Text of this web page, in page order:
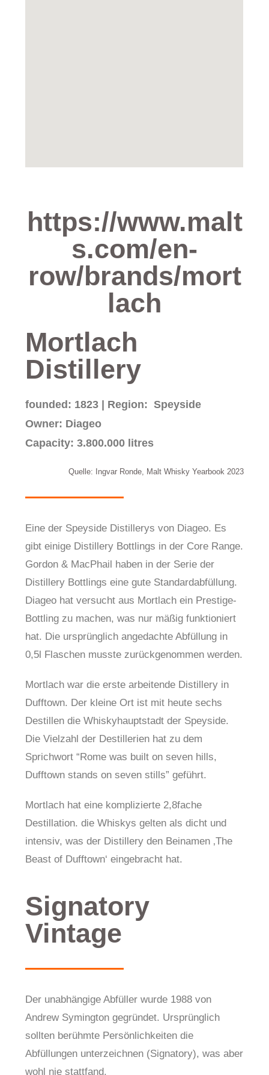
https://www.malt
s.com/en-
row/brands/mort
lach
Mortlach
Distillery
founded: 1823 | Region: Speyside
Owner: Diageo
Capacity: 3.800.000 litres
Quelle: Ingvar Ronde, Malt Whisky Yearbook 2023
Eine der Speyside Distillerys von Diageo. Es
gibt einige Distillery Bottlings in der Core Range.
Gordon & MacPhail haben in der Serie der
Distillery Bottlings eine gute Standardabfüllung.
Diageo hat versucht aus Mortlach ein Prestige-
Bottling zu machen, was nur mäßig funktioniert
hat. Die ursprünglich angedachte Abfüllung in
0,5l Flaschen musste zurückgenommen werden.
Mortlach war die erste arbeitende Distillery in
Dufftown. Der kleine Ort ist mit heute sechs
Destillen die Whiskyhauptstadt der Speyside.
Die Vielzahl der Destillerien hat zu dem
Sprichwort “Rome was built on seven hills,
Dufftown stands on seven stills” geführt.
Mortlach hat eine komplizierte 2,8fache
Destillation. die Whiskys gelten als dicht und
intensiv, was der Distillery den Beinamen ‚The
Beast of Dufftown‘ eingebracht hat.
Signatory
Vintage
Der unabhängige Abfüller wurde 1988 von
Andrew Symington gegründet. Ursprünglich
sollten berühmte Persönlichkeiten die
Abfüllungen unterzeichnen (Signatory), was aber
wohl nie stattfand.